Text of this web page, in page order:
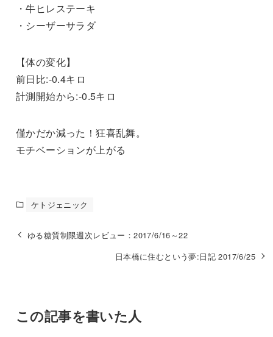
・牛ヒレステーキ
・シーザーサラダ
【体の変化】
前日比:-0.4キロ
計測開始から:-0.5キロ
僅かだか減った！狂喜乱舞。
モチベーションが上がる
ケトジェニック
ゆる糖質制限週次レビュー：2017/6/16～22
日本橋に住むという夢:日記 2017/6/25
この記事を書いた人